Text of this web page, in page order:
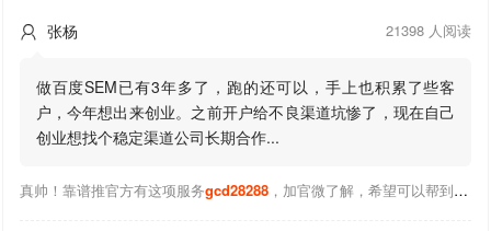
 张杨 21398 人阅读
做百度SEM已有3年多了，跑的还可以，手上也积累了些客
户，今年想出来创业。之前开户给不良渠道坑惨了，现在自己
创业想找个稳定渠道公司长期合作...
真帅！靠谱推官方有这项服务gcd28288，加官微了解，希望可以帮到你！